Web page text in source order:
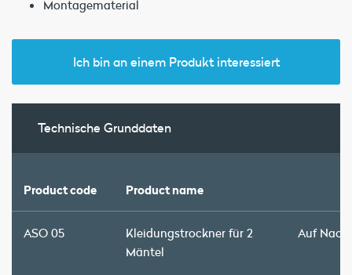
Montagematerial
Ich bin an einem Produkt interessiert
Technische Grunddaten
Product code Product name
ASO 05
Kleidungstrockner für 2
Mäntel
Auf